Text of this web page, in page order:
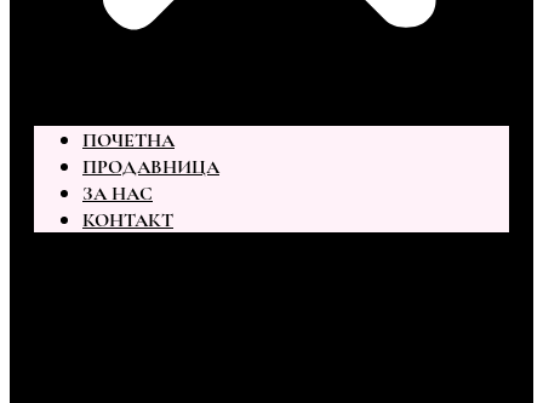
ПОЧЕТНА
ПРОДАВНИЦА
ЗА НАС
КОНТАКТ